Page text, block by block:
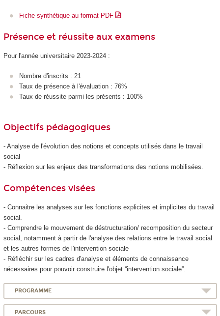
Fiche synthétique au format PDF
Présence et réussite aux examens
Pour l'année universitaire 2023-2024 :
Nombre d'inscrits : 21
Taux de présence à l'évaluation : 76%
Taux de réussite parmi les présents : 100%
Objectifs pédagogiques
- Analyse de l'évolution des notions et concepts utilisés dans le travail
social
- Réflexion sur les enjeux des transformations des notions mobilisées.
Compétences visées
- Connaitre les analyses sur les fonctions explicites et implicites du travail
social.
- Comprendre le mouvement de déstructuration/ recomposition du secteur
social, notamment à partir de l'analyse des relations entre le travail social
et les autres formes de l'intervention sociale
- Réfléchir sur les cadres d'analyse et éléments de connaissance
nécessaires pour pouvoir construire l'objet “intervention sociale”.
PROGRAMME
PARCOURS